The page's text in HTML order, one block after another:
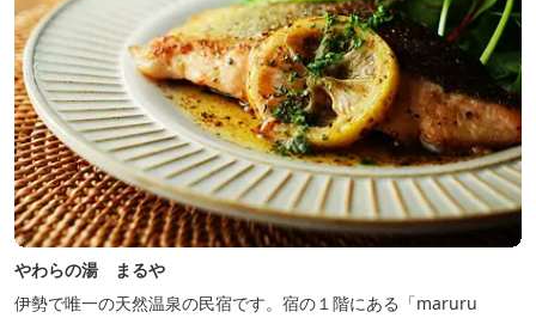
やわらの湯 まるや
伊勢で唯一の天然温泉の民宿です。宿の１階にある「maruru